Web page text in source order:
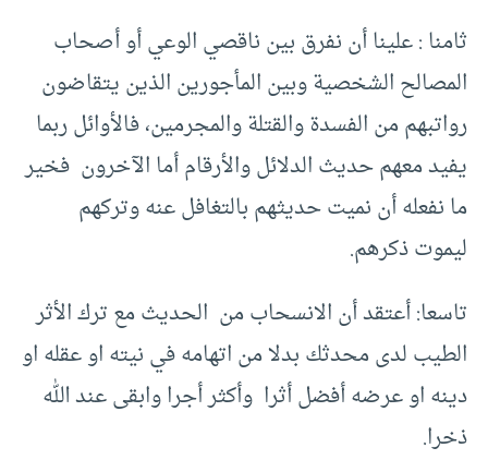
ثامنا : علينا أن نفرق بين ناقصي الوعي أو أصحاب
المصالح الشخصية وبين المأجورين الذين يتقاضون
رواتبهم من الفسدة والقتلة والمجرمين، فالأوائل ربما
يفيد معهم حديث الدلائل والأرقام أما الآخرون فخير
ما نفعله أن نميت حديثهم بالتغافل عنه وتركهم
ليموت ذكرهم.
تاسعا: أعتقد أن الانسحاب من الحديث مع ترك الأثر
الطيب لدى محدثك بدلا من اتهامه في نيته او عقله او
دينه او عرضه أفضل أثرا وأكثر أجرا وابقى عند الله
ذخرا.